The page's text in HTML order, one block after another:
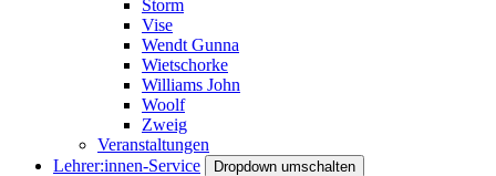
Storm
Vise
Wendt Gunna
Wietschorke
Williams John
Woolf
Zweig
Veranstaltungen
Lehrer:innen-Service
Dropdown umschalten